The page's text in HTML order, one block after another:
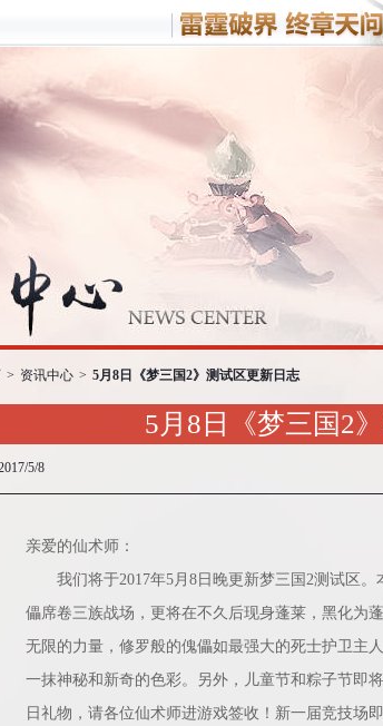
> 资讯中心 > 5月8日《梦三国2》测试区更新日志
5月8日《梦三国2
5/8
亲爱的仙术师：
我们将于2017年5月8日晚更新梦三国2测试区。
儡席卷三族战场，更将在不久后现身蓬莱，黑化为
无限的力量，修罗般的傀儡如最强大的死士护卫主
一抹神秘和新奇的色彩。另外，儿童节和粽子节即
日礼物，请各位仙术师进游戏签收！新一届竞技场